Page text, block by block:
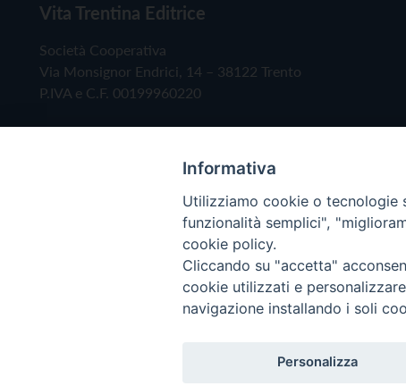
Vita Trentina Editrice
Società Cooperativa
Via Monsignor Endrici, 14 – 38122 Trento
P.IVA e C.F. 00199960220
Copyright © 2019 - Tutti i diritti riservati - Vita
Informativa
Utilizziamo cookie o tecnologie
funzionalità semplici",
cookie policy.
Cliccando su "accetta"
cookie utilizzati e
navigazione installando i soli
Personalizza